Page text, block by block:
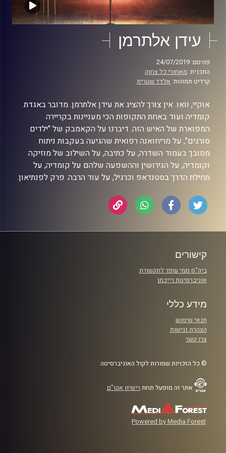
עידן אלתרמן
פורסם: 24/07/2019
התכנית: מאחורי כל צחוק
קרדיט תמונות: אלדד שטרית
אוקיי, וואו. אין צורך להציג את עידן אלתרמן. מדובר באגדת
קומדיה ועוד באחת התקופות הכי מעניינות בקריירה
המפוארת של האיש הזה. דיברנו על הקאמבק של "ילדים
סורגים", על מריחואנה רפואית שהגיעה בעקבות ניתוח
מסובך בעמוד השדרה, על כתיבה, על השילוב של מוזיקה
וקומדיה, על הגירושין וההשפעה שלהם על קומדיה, על
תחילת הדרך בסטנדאפ וכרגיל, על עוד הרבה. פרק לפנתיאון.
קישורים
ביה"ס סמי עופר לתקשורת
אוניברסיטת רייכמן
מידע כללי
תנאי שימוש
הצהרת נגישות
צרו קשר
© כל הזכויות שמורות לקול האוניברסיטה
אתר זה מופעל תחת רישיון אקו"ם
Powered by Media Forest